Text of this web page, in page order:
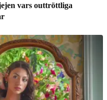
vars outtröttliga